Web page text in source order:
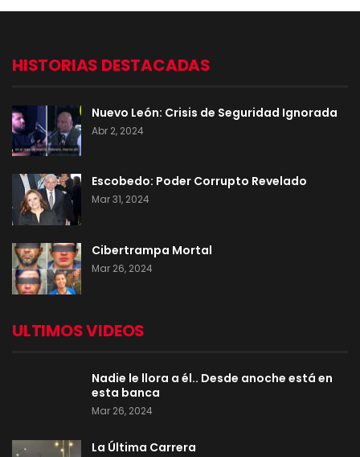
HISTORIAS DESTACADAS
Nuevo León: Crisis de Seguridad Ignorada
Abr 2, 2024
Escobedo: Poder Corrupto Revelado
Mar 31, 2024
Cibertrampa Mortal
Mar 26, 2024
ULTIMOS VIDEOS
Nadie le llora a él.. Desde anoche está en
esta banca
Mar 26, 2024
La Última Carrera